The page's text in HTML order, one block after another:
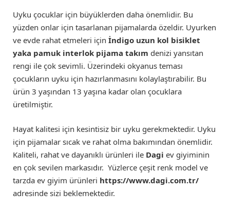
Uyku çocuklar için büyüklerden daha önemlidir. Bu
yüzden onlar için tasarlanan pijamalarda özeldir. Uyurken
ve evde rahat etmeleri için İndigo uzun kol bisiklet
yaka pamuk interlok pijama takım denizi yansıtan
rengi ile çok sevimli. Üzerindeki okyanus teması
çocukların uyku için hazırlanmasını kolaylaştırabilir. Bu
ürün 3 yaşından 13 yaşına kadar olan çocuklara
üretilmiştir.
Hayat kalitesi için kesintisiz bir uyku gerekmektedir. Uyku
için pijamalar sıcak ve rahat olma bakımından önemlidir.
Kaliteli, rahat ve dayanıklı ürünleri ile Dagi ev giyiminin
en çok sevilen markasıdır. Yüzlerce çeşit renk model ve
tarzda ev giyim ürünleri https://www.dagi.com.tr/
adresinde sizi beklemektedir.